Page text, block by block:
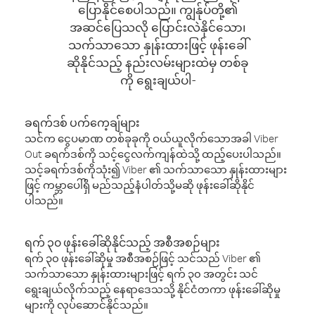
ပြောနိုင်စေပါသည်။ ကျွန်ုပ်တို့၏
အဆင်ပြေသလို ပြောင်းလဲနိုင်သော၊
သက်သာသော နှုန်းထားဖြင့် ဖုန်းခေါ်
ဆိုနိုင်သည့် နည်းလမ်းများထဲမှ တစ်ခု
ကို ရွေးချယ်ပါ-
ခရက်ဒစ် ပက်ကေ့ချ်များ
သင်က ငွေပမာဏ တစ်ခုခုကို ဝယ်ယူလိုက်သောအခါ Viber
Out ခရက်ဒစ်ကို သင့်ငွေလက်ကျန်ထဲသို့ ထည့်ပေးပါသည်။
သင့်ခရက်ဒစ်ကိုသုံး၍ Viber ၏ သက်သာသော နှုန်းထားများ
ဖြင့် ကမ္ဘာပေါ်ရှိ မည်သည့်နံပါတ်သို့မဆို ဖုန်းခေါ်ဆိုနိုင်
ပါသည်။
ရက် ၃၀ ဖုန်းခေါ်ဆိုနိုင်သည့် အစီအစဉ်များ
ရက် ၃၀ ဖုန်းခေါ်ဆိုမှု အစီအစဉ်ဖြင့် သင်သည် Viber ၏
သက်သာသော နှုန်းထားများဖြင့် ရက် ၃၀ အတွင်း သင်
ရွေးချယ်လိုက်သည့် နေရာဒေသသို့ နိုင်ငံတကာ ဖုန်းခေါ်ဆိုမှု
များကို လုပ်ဆောင်နိုင်သည်။